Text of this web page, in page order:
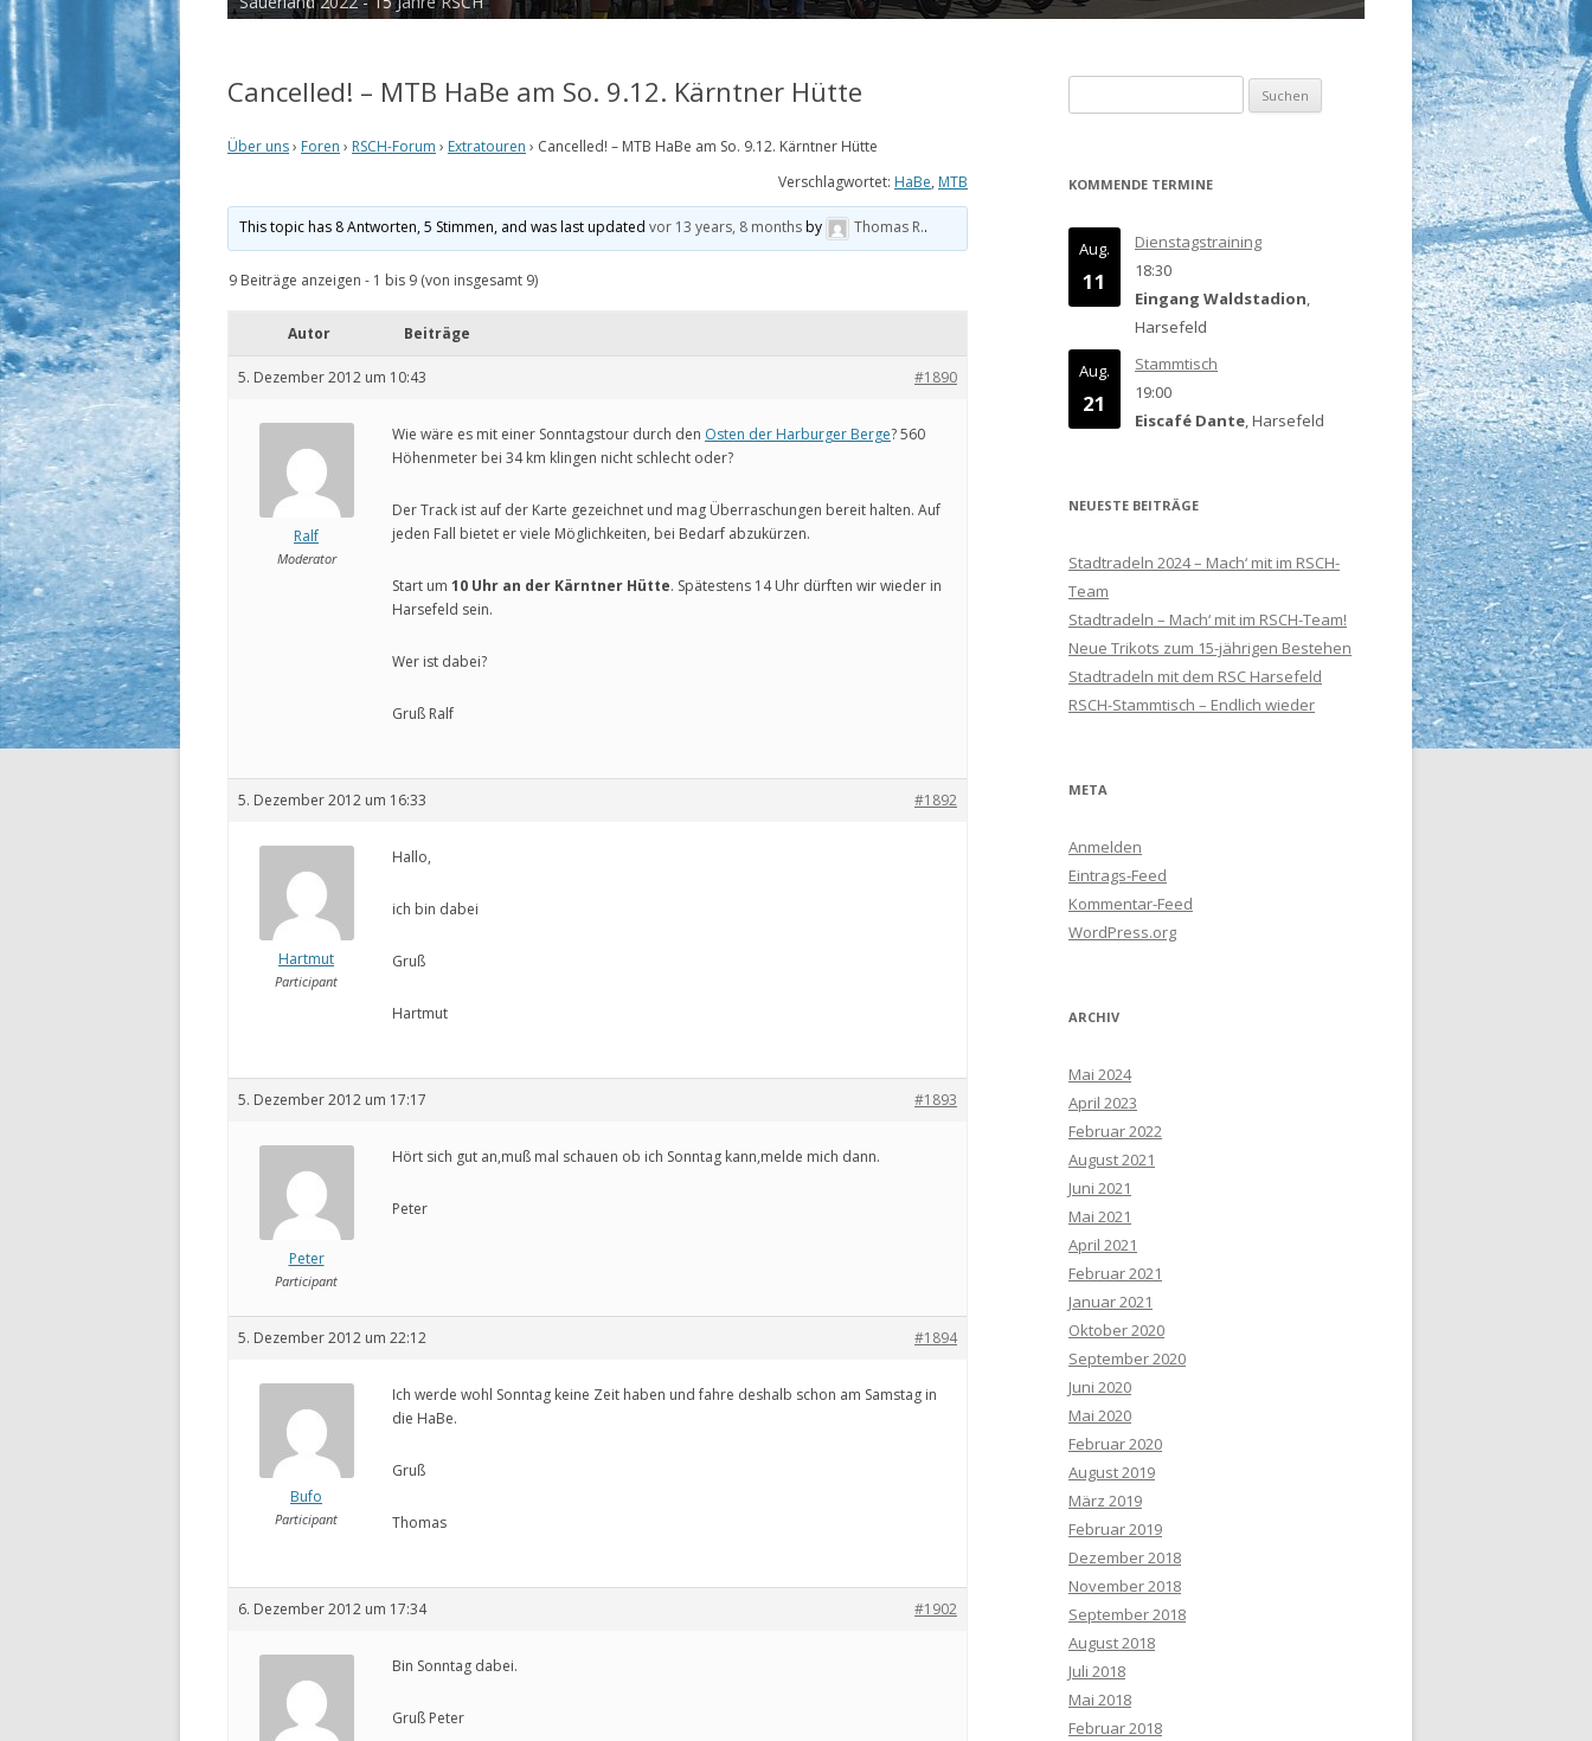
Cancelled! – MTB HaBe am So. 9.12. Kärntner Hütte
Über uns› Foren › RSCH-Forum › Extratouren › Cancelled! – MTB HaBe am So. 9.12. Kärntner Hütte
Verschlagwortet: HaBe, MTB
This topic has 8 Antworten, 5 Stimmen, and was last updatedvor 13 years, 8 monthsby Thomas R..
9 Beiträge anzeigen - 1 bis 9 (von insgesamt 9)
Autor Beiträge
5. Dezember 2012 um 10:43 #1890
Ralf
Moderator
Wie wäre es mit einer Sonntagstour durch den Osten der Harburger Berge? 560
Höhenmeter bei 34 km klingen nicht schlecht oder?
Der Track ist auf der Karte gezeichnet und mag Überraschungen bereit halten. Auf
jeden Fall bietet er viele Möglichkeiten, bei Bedarf abzukürzen.
Start um 10 Uhr an der Kärntner Hütte. Spätestens 14 Uhr dürften wir wieder in
Harsefeld sein.
Wer ist dabei?
Gruß Ralf
5. Dezember 2012 um 16:33 #1892
Hartmut
Participant
Hallo,
ich bin dabei
Gruß
Hartmut
5. Dezember 2012 um 17:17 #1893
Peter
Participant
Hört sich gut an,muß mal schauen ob ich Sonntag kann,melde mich dann.
Peter
5. Dezember 2012 um 22:12 #1894
Bufo
Participant
Ich werde wohl Sonntag keine Zeit haben und fahre deshalb schon am Samstag in
die HaBe.
Gruß
Thomas
6. Dezember 2012 um 17:34 #1902
Bin Sonntag dabei.
Gruß Peter
nach:
KOMMENDE TERMINE
Aug.
11
Dienstagstraining
18:30
Eingang Waldstadion,
Harsefeld
Aug.
21
Stammtisch
19:00
Eiscafé Dante, Harsefeld
NEUESTE BEITRÄGE
Stadtradeln 2024 – Mach‘ mit im RSCH-
Team
Stadtradeln – Mach‘ mit im RSCH-Team!
Neue Trikots zum 15-jährigen Bestehen
Stadtradeln mit dem RSC Harsefeld
RSCH-Stammtisch – Endlich wieder
META
Anmelden
Eintrags-Feed
Kommentar-Feed
WordPress.org
ARCHIV
Mai 2024
April 2023
Februar 2022
August 2021
Juni 2021
Mai 2021
April 2021
Februar 2021
Januar 2021
Oktober 2020
September 2020
Juni 2020
Mai 2020
Februar 2020
August 2019
März 2019
Februar 2019
Dezember 2018
November 2018
September 2018
August 2018
Juli 2018
Mai 2018
Februar 2018